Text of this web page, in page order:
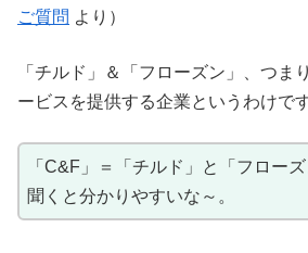
ご質問 より）
「チルド」＆「フローズン」、つま
ービスを提供する企業というわけです
「C&F」＝「チルド」と「フロー
聞くと分かりやすいな～。